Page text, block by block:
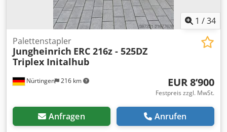
1 /34
Nürtingen 216 km
Palettenstapler
Jungheinrich ERC 216z - 525DZ
Triplex Initalhub
EUR 8’900
Festpreis zzgl. MwSt.
Anfragen Anrufen